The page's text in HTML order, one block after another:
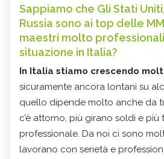
Sappiamo che Gli Stati
Russia sono ai top delle
maestri molto
situazione in Italia?
In Italia stiamo crescendo
sicuramente ancora lontani su
quello dipende molto anche da
c’è attorno, più girano soldi e
professionale. Da noi ci sono
lavorano con serietà e